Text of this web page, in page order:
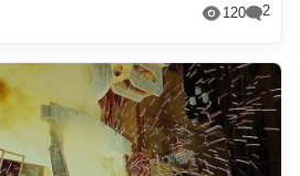
120 2